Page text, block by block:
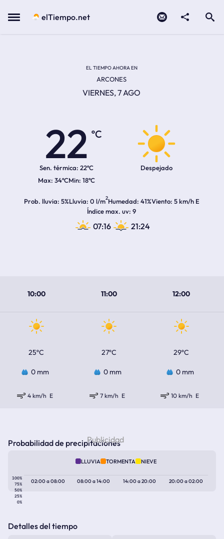
Menu elTiempo.net
EL TIEMPO AHORA EN
ARCONES
VIERNES, 7 AGO
22
ºC
Sen. térmica: 22ºC
34ºC 18ºC
Despejado
Prob. lluvia 5%Lluvia 0 l/m2Humedad 41%Viento 5 km/h E
Índice max. uv 9
07:16 21:24
10:00 11:00 12:00
25ºC 27ºC 29ºC
0 mm 0 mm 0 mm
4 km/h E 7 km/h E 10 km/h E
Probabilidad de precipitaciones
LLUVIA TORMENTA NIEVE
100%
75%
50%
25%
0%
02:00a08:00 08:00a14:00 14:00a20:00 20:00a02:00
Detalles del tiempo